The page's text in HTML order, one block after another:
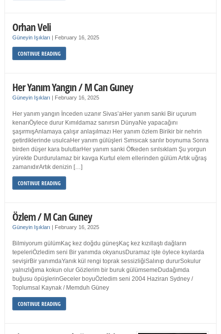
Orhan Veli
Güneyin Işıkları | February 16, 2025
CONTINUE READING
Her Yanım Yangın / M Can Guney
Güneyin Işıkları | February 16, 2025
Her yanım yangın İnceden uzanır Sivas’aHer yanım sanki Bir uçurum
kenarıÖylece durur Kımıldamaz sanırsın DünyaNe yapacağını
şaşırmışAnlamaya çalışır anlaşılmazı Her yanım özlem Birikir bir nehrin
getirdiklerinde usulcaHer yanım gülüşleri Sımsıcak sarılır boynuma Sonra
birden düşer kara bulutlarHer yanım sanki Öfkeden sırılsıklam Şu yorgun
yürekte Durdurulamaz bir kavga Kurtul elem ellerinden gülüm Artık uğraş
zamanıdırArtık denizin […]
CONTINUE READING
Özlem / M Can Guney
Güneyin Işıkları | February 16, 2025
Bilmiyorum gülümKaç kez doğdu güneşKaç kez kızıllaştı dağların
tepeleriÖzledim seni Bir yanımda okyanusDuramaz işte öylece kıyılarda
sevişirBir yanımdaYanık kül rengi toprak sessizliğiSalınıp dururSokulur
yalnızlığıma kokun olur Gözlerim bir buruk gülümsemeDudağımda
buğusu öpüşlerinGeceler boyuÖzledim seni 2004 Haziran Sydney /
Toplumsal Kaynak / Memduh Güney
CONTINUE READING